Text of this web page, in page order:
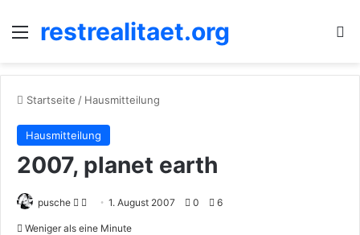
Menü
restrealitaet.org
Startseite / Hausmitteilung
Hausmitteilung
2007, planet earth
pusche
Follow
Sende1. August 2007 0 6
Weniger als eine Minute